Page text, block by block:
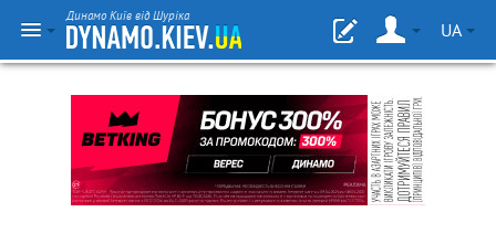
Динамо Київ від Шуріка
UA